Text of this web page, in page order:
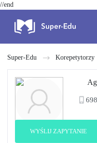
//end
Super-Edu Korepetytorzy
WYŚLIJ ZAPYTANIE